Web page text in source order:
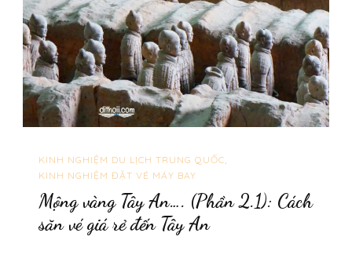
KINH NGHIỆM DU LỊCH TRUNG QUỐC
KINH NGHIỆM ĐẶT VÉ MÁY BAY
Mộng vàng Tây An…. (Phần 2.1): Cách
săn vé giá rẻ đến Tây An